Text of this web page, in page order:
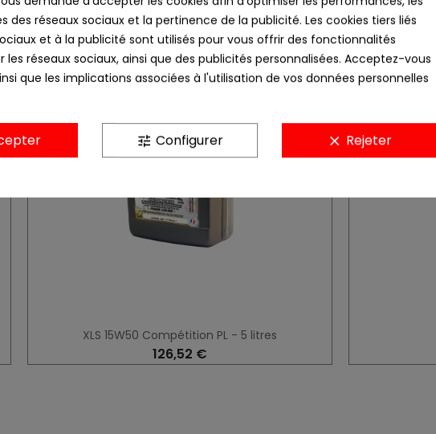
Promo !
XLS 15W50 Compétition PL - 5 litres
126,52 €
Promo !
des réseaux sociaux et la pertinence de la publicité. Les cookies tiers liés
et à la publicité sont utilisés pour vous offrir des fonctionnalités
les réseaux sociaux, ainsi que des publicités personnalisées. Acceptez-vous
que les implications associées à l'utilisation de vos données personnelles
tune Configurer clear Rejeter